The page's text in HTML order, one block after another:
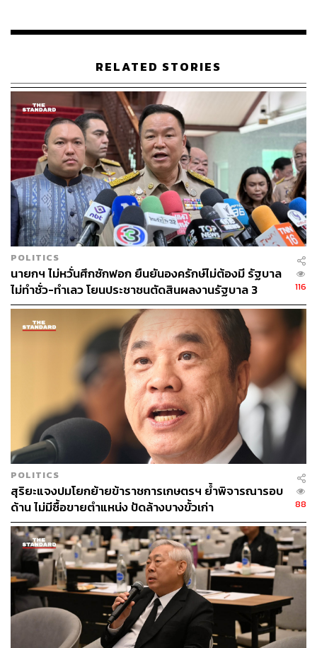
RELATED STORIES
POLITICS
นายกฯ ไม่หวั่นศึกซักฟอก ยืนยันองครักษ์ไม่ต้องมี รัฐบาล
ไม่ทำชั่ว-ทำเลว โยนประชาชนตัดสินผลงานรัฐบาล 3
เดือน
116
POLITICS
สุริยะแจงปมโยกย้ายข้าราชการเกษตรฯ ย้ำพิจารณารอบ
ด้าน ไม่มีซื้อขายตำแหน่ง ปัดล้างบางขั้วเก่า
88